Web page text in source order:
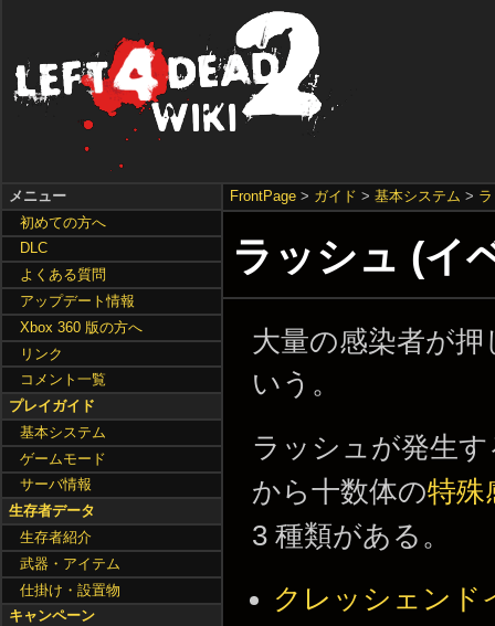
FrontPage > ガイド >基本システム >
ラッシュ (イ
大量の感染者が
いう。
ラッシュが発生
から十数体の特殊
3 種類がある。
クレッシェンド
メニュー
初めての方へ
DLC
よくある質問
アップデート情報
Xbox 360 版の方へ
リンク
コメント一覧
プレイガイド
基本システム
ゲームモード
サーバ情報
生存者データ
生存者紹介
武器・アイテム
仕掛け・設置物
キャンペーン